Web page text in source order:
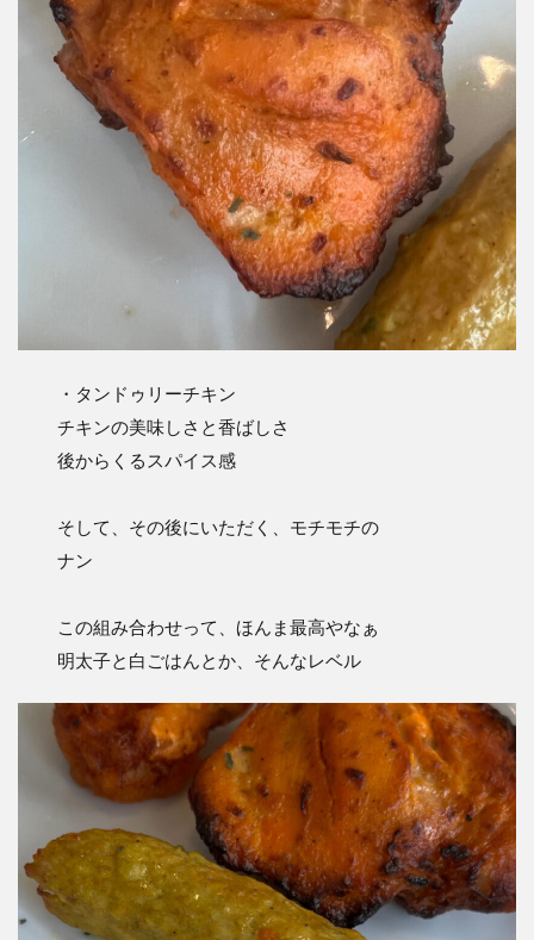
・タンドゥリーチキン
チキンの美味しさと香ばしさ
後からくるスパイス感
そして、その後にいただく、モチモチの
ナン
この組み合わせって、ほんま最高やなぁ
明太子と白ごはんとか、そんなレベル